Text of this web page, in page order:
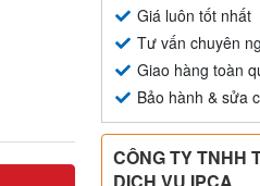
Giá luôn tốt nhất
Tư vấn chuyên
Giao hàng toàn
Bảo hành & sửa
CÔNG TY TNHH